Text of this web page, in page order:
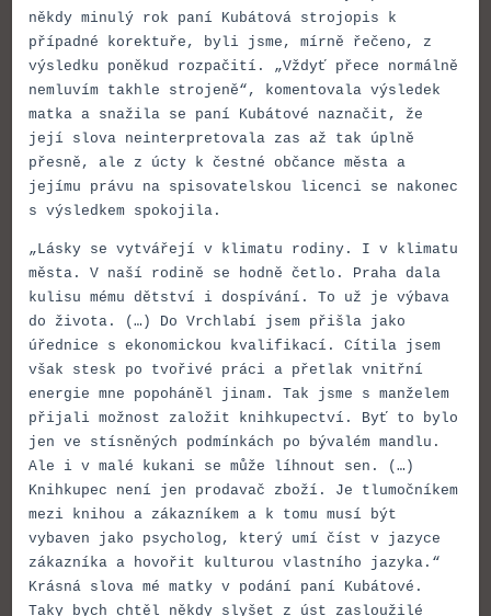
někdy minulý rok paní Kubátová strojopis k
případné korektuře, byli jsme, mírně řečeno, z
výsledku poněkud rozpačití. „Vždyť přece normálně
nemluvím takhle strojeně“, komentovala výsledek
matka a snažila se paní Kubátové naznačit, že
její slova neinterpretovala zas až tak úplně
přesně, ale z úcty k čestné občance města a
jejímu právu na spisovatelskou licenci se nakonec
s výsledkem spokojila.
„Lásky se vytvářejí v klimatu rodiny. I v klimatu
města. V naší rodině se hodně četlo. Praha dala
kulisu mému dětství i dospívání. To už je výbava
do života. (…) Do Vrchlabí jsem přišla jako
úřednice s ekonomickou kvalifikací. Cítila jsem
však stesk po tvořivé práci a přetlak vnitřní
energie mne popoháněl jinam. Tak jsme s manželem
přijali možnost založit knihkupectví. Byť to bylo
jen ve stísněných podmínkách po bývalém mandlu.
Ale i v malé kukani se může líhnout sen. (…)
Knihkupec není jen prodavač zboží. Je tlumočníkem
mezi knihou a zákazníkem a k tomu musí být
vybaven jako psycholog, který umí číst v jazyce
zákazníka a hovořit kulturou vlastního jazyka.“
Krásná slova mé matky v podání paní Kubátové.
Taky bych chtěl někdy slyšet z úst zasloužilé